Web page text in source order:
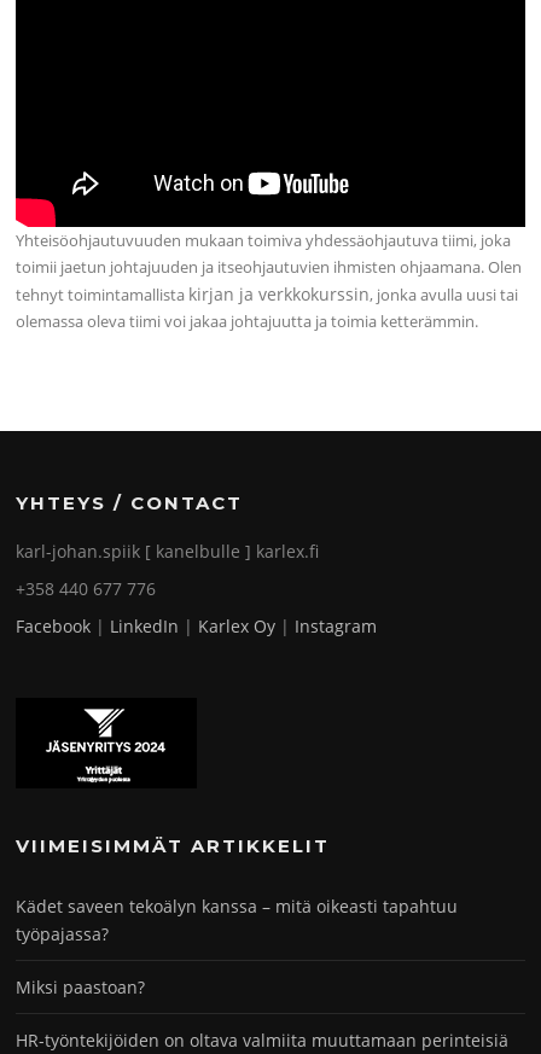
Yhteisöohjautuvuuden mukaan toimiva yhdessäohjautuva tiimi, joka
toimii jaetun johtajuuden ja itseohjautuvien ihmisten ohjaamana. Olen
tehnyt toimintamallista kirjan ja verkkokurssin, jonka avulla uusi tai
olemassa oleva tiimi voi jakaa johtajuutta ja toimia ketterämmin.
YHTEYS / CONTACT
karl-johan.spiik [ kanelbulle ] karlex.fi
+358 440 677 776
Facebook | LinkedIn | Karlex Oy | Instagram
VIIMEISIMMÄT ARTIKKELIT
Kädet saveen tekoälyn kanssa – mitä oikeasti tapahtuu
työpajassa?
Miksi paastoan?
HR-työntekijöiden on oltava valmiita muuttamaan perinteisiä